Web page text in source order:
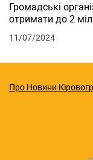
Громадські
отримати до 2
11/07/2024
Про Новини